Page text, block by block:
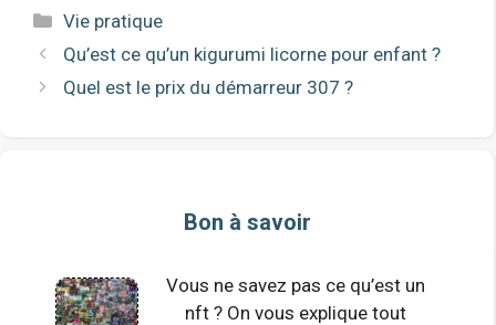
Catégories
Vie pratique
Qu’est ce qu’un kigurumi licorne pour enfant ?
Quel est le prix du démarreur 307 ?
Bon à savoir
Vous ne savez pas ce qu’est un
nft ? On vous explique tout